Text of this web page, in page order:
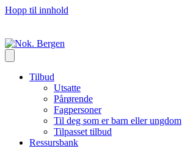
Hopp til innhold
Tilbud
Utsatte
Pårørende
Fagpersoner
Til deg som er barn eller ungdom
Tilpasset tilbud
Ressursbank